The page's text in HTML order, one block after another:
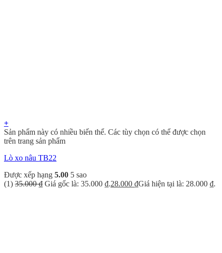
+
Sản phẩm này có nhiều biến thể. Các tùy chọn có thể được chọn
trên trang sản phẩm
Lò xo nâu TB22
Được xếp hạng 5.00 5 sao
(1) 35.000₫ Giá gốc là: 35.000 ₫.28.000 ₫Giá hiện tại là: 28.000 ₫.